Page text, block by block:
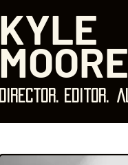
KYLE
MOORE
director. editor